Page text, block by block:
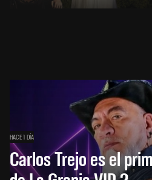
HACE 1 DÍA
Carlos Trejo es el